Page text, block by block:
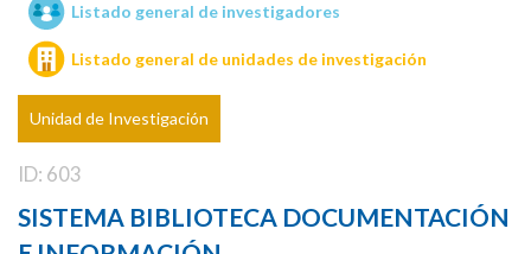
Unidades de investigación
Listado general de investigadores
Listado general de unidades de investigación
Unidad de Investigación
ID: 603
SISTEMA BIBLIOTECA DOCUMENTACIÓN